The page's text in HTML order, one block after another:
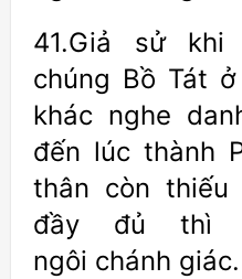
41.Giả sử
chúng Bồ Tát
khác nghe
đến lúc thành
thân còn thiếu
đầy đủ thì
ngôi chánh giác.